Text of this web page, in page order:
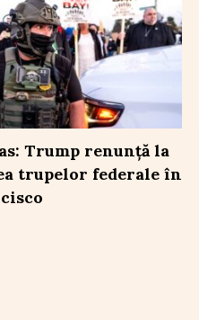
Trump renunță la
trupelor federale în